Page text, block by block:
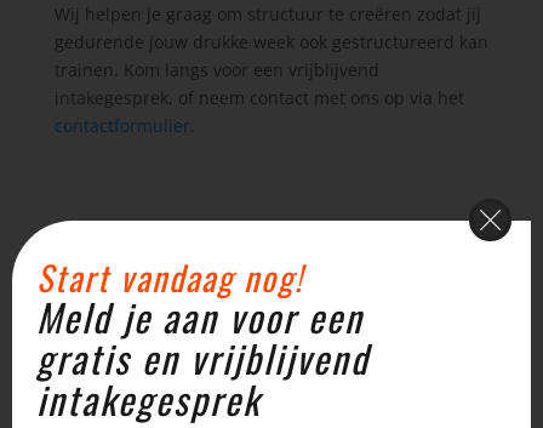
Wij helpen je graag om structuur te creëren zodat jij
gedurende jouw drukke week ook gestructureerd kan
trainen. Kom langs voor een vrijblijvend
intakegesprek, of neem contact met ons op via het
contactformulier
Reactie verzenden
Je e-mailadres wordt niet gepubliceerd.
velden zijn gemarkeerd met*
Start vandaag nog!
Meld je aan voor een
gratis en vrijblijvend
intakegesprek